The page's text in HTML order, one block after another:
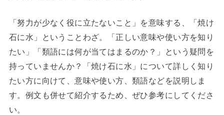
「努力が少なく役に立たないこと」を意味する、「焼け
石に水」ということわざ。「正しい意味や使い方を知り
たい」「類語には何が当てはまるのか？」という疑問を
持っていませんか？「焼け石に水」について詳しく知り
たい方に向けて、意味や使い方、類語などを説明しま
す。例文も併せて紹介するため、ぜひ参考にしてくださ
い。